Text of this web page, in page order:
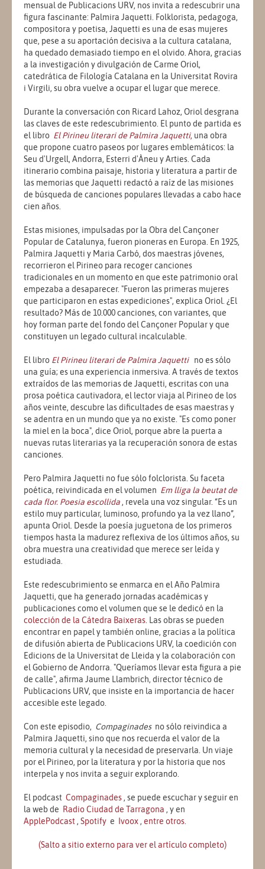
mensual de Publicacions URV, nos invita a redescubrir una
figura fascinante: Palmira Jaquetti. Folklorista, pedagoga,
compositora y poetisa, Jaquetti es una de esas mujeres
que, pese a su aportación decisiva a la cultura catalana,
ha quedado demasiado tiempo en el olvido. Ahora, gracias
a la investigación y divulgación de Carme Oriol,
catedrática de Filología Catalana en la Universitat Rovira
i Virgili, su obra vuelve a ocupar el lugar que merece.
Durante la conversación con Ricard Lahoz, Oriol desgrana
las claves de este redescubrimiento. El punto de partida es
el libro El Pirineu literari de Palmira Jaquetti, una obra
que propone cuatro paseos por lugares emblemáticos: la
Seu d'Urgell, Andorra, Esterri d'Àneu y Arties. Cada
itinerario combina paisaje, historia y literatura a partir de
las memorias que Jaquetti redactó a raíz de las misiones
de búsqueda de canciones populares llevadas a cabo hace
cien años.
Estas misiones, impulsadas por la Obra del Cançoner
Popular de Catalunya, fueron pioneras en Europa. En 1925,
Palmira Jaquetti y Maria Carbó, dos maestras jóvenes,
recorrieron el Pirineo para recoger canciones
tradicionales en un momento en que este patrimonio oral
empezaba a desaparecer. "Fueron las primeras mujeres
que participaron en estas expediciones", explica Oriol. ¿El
resultado? Más de 10.000 canciones, con variantes, que
hoy forman parte del fondo del Cançoner Popular y que
constituyen un legado cultural incalculable.
El libro El Pirineu literari de Palmira Jaquetti
no es sólo
una guía; es una experiencia inmersiva. A través de textos
extraídos de las memorias de Jaquetti, escritas con una
prosa poética cautivadora, el lector viaja al Pirineo de los
años veinte, descubre las dificultades de esas maestras y
se adentra en un mundo que ya no existe. "Es como poner
la miel en la boca", dice Oriol, porque abre la puerta a
nuevas rutas literarias ya la recuperación sonora de estas
canciones.
Pero Palmira Jaquetti no fue sólo folclorista. Su faceta
poética, reivindicada en el volumen Em lliga la beutat de
cada flor. Poesia escollida , revela una voz singular. “Es un
estilo muy particular, luminoso, profundo ya la vez llano”,
apunta Oriol. Desde la poesía juguetona de los primeros
tiempos hasta la madurez reflexiva de los últimos años, su
obra muestra una creatividad que merece ser leída y
estudiada.
Este redescubrimiento se enmarca en el Año Palmira
Jaquetti, que ha generado jornadas académicas y
publicaciones como el volumen que se le dedicó en la
colección de la Cátedra Baixeras Las obras se pueden
encontrar en papel y también online, gracias a la política
de difusión abierta de Publicacions URV, la coedición con
Edicions de la Universitat de Lleida y la colaboración con
el Gobierno de Andorra. "Queríamos llevar esta figura a pie
de calle", afirma Jaume Llambrich, director técnico de
Publicacions URV, que insiste en la importancia de hacer
accesible este legado.
Con este episodio, Compaginadesno sólo reivindica a
Palmira Jaquetti, sino que nos recuerda el valor de la
memoria cultural y la necesidad de preservarla. Un viaje
por el Pirineo, por la literatura y por la historia que nos
interpela y nos invita a seguir explorando.
El podcast Compaginades , se puede escuchar y seguir en
la web de Radio Ciudad de Tarragona , y en
ApplePodcast , Spotify e Ivoox , entre otros.
(Salto a sitio externo para ver el artículo completo)